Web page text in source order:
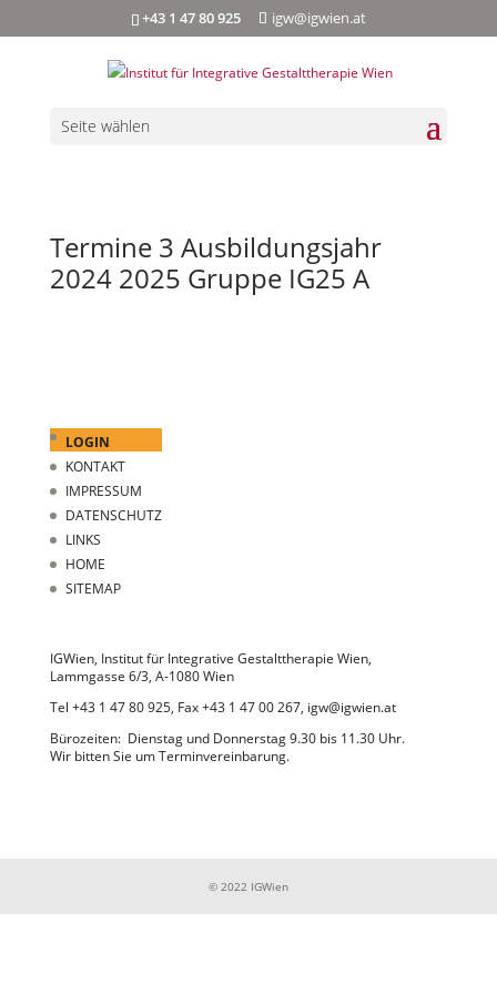
+43 1 47 80 925 igw@igwien.at
Seite wählen
Termine 3 Ausbildungsjahr
2024 2025 Gruppe IG25 A
LOGIN
KONTAKT
IMPRESSUM
DATENSCHUTZ
LINKS
HOME
SITEMAP
IGWien, Institut für Integrative Gestalttherapie Wien,
Lammgasse 6/3, A-1080 Wien
Tel +43 1 47 80 925, Fax +43 1 47 00 267, igw@igwien.at
Bürozeiten: Dienstag und Donnerstag 9.30 bis 11.30 Uhr.
Wir bitten Sie um Terminvereinbarung.
© 2022 IGWien